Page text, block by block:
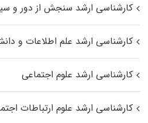
کارشناسی ارشد سنجش از دور و
کارشناسی ارشد علم اطلاعات و
کارشناسی ارشد علوم اجتماعی
کارشناسی ارشد علوم ارتباطات